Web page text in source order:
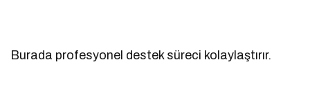
Burada profesyonel destek süreci kolaylaştırır.